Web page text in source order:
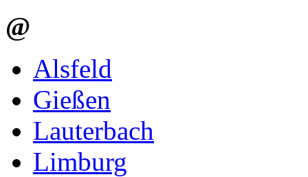
@
Alsfeld
Gießen
Lauterbach
Limburg